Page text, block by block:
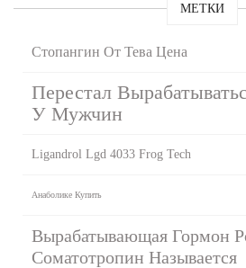
МЕТКИ
Стопангин От Тева Цена
Перестал
У Мужчин
Ligandrol Lgd 4033 Frog Tech
Анаболике Купить
Вырабатывающая Гормон
Соматотропин Называется